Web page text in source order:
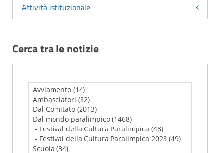
Attività istituzionale
Cerca tra le notizie